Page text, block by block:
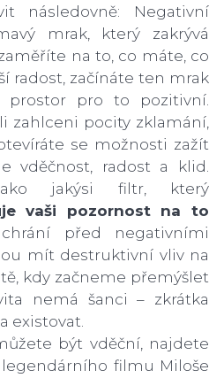
následovně: Negativní
mrak, který zakrývá
na to, co máte, co
radost, začínáte ten mrak
prostor pro to pozitivní.
zahlceni pocity zklamání,
se možnosti zažít
vděčnost, radost a klid.
jakýsi filtr, který
vaši pozornost na to
před negativními
mít destruktivní vliv na
kdy začneme přemýšlet
nemá šanci – zkrátka
existovat.
být vděční, najdete
filmu Miloše